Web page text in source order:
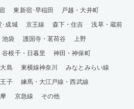
東新宿･早稲田
戸越・大井町
･成城 京王線 森下・住吉
浅草・蔵前
池袋 護国寺・茗荷谷
上野
谷根千・日暮里
神田・神保町
島 東横線神奈川
みなとみらい線
子
練馬・大江戸線・西武線
京急線 その他